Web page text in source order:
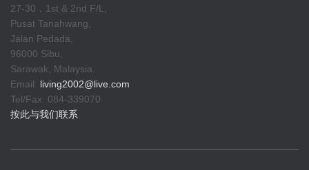
27-30，1st & 2nd F/L,
Pusat Tanahwang,
Jalan Pedada,
96000 Sibu,
Sarawak, Malaysia.
Email: living2002@live.com
Tel/Fax: 084-339070
按此与我们联系